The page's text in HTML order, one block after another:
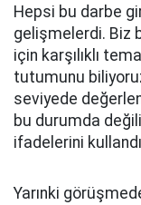
Hepsi bu darbe
gelişmelerdi. Biz
için karşılıklı
tutumunu
seviyede
bu durumda
ifadelerini
Yarınki